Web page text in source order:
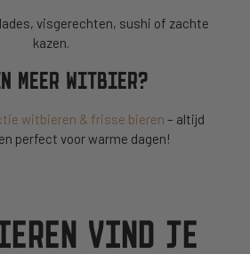
visgerechten, sushi of zachte
kazen.
MEER WITBIER?
witbieren & frisse bieren – altijd
perfect voor warme dagen!
VIND JE